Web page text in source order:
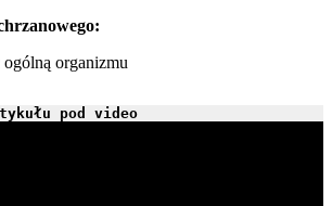
ogólną organizmu
pod video